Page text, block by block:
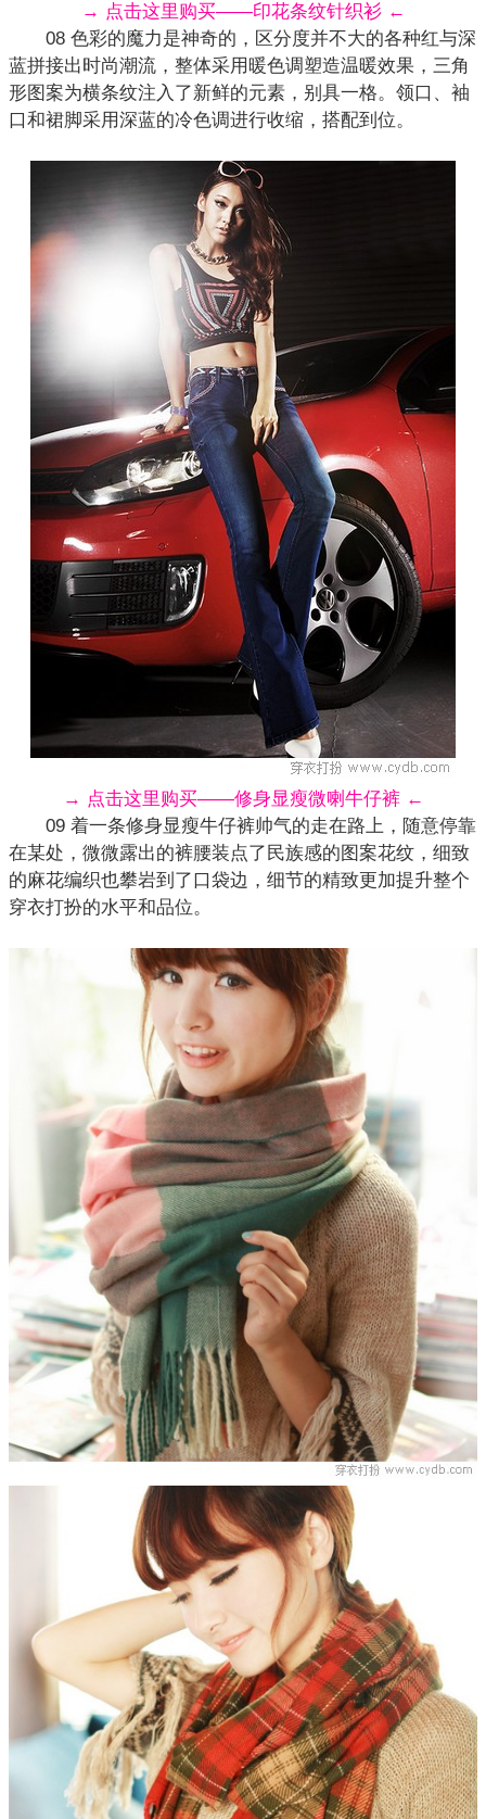
→ 点击这里购买——印花条纹针织衫 ←
08 色彩的魔力是神奇的，区分度并不大的各种红与深
蓝拼接出时尚潮流，整体采用暖色调塑造温暖效果，三角
形图案为横条纹注入了新鲜的元素，别具一格。领口、袖
口和裙脚采用深蓝的冷色调进行收缩，搭配到位。
→ 点击这里购买——修身显瘦微喇牛仔裤 ←
09 着一条修身显瘦牛仔裤帅气的走在路上，随意停靠
在某处，微微露出的裤腰装点了民族感的图案花纹，细致
的麻花编织也攀岩到了口袋边，细节的精致更加提升整个
穿衣打扮的水平和品位。